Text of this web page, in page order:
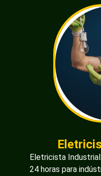
Eletricista
24 horas para